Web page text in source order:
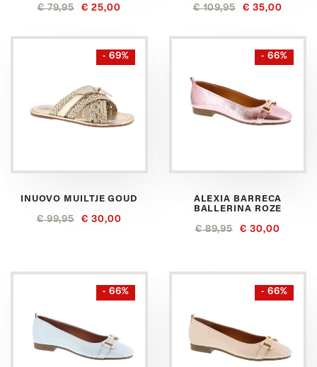
€ 79,95 € 25,00 € 109,95 € 35,00
- 69%
INUOVO MUILTJE GOUD
€ 99,95 € 30,00
- 66%
ALEXIA BARRECA
BALLERINA ROZE
€ 89,95 € 30,00
- 66% - 66%